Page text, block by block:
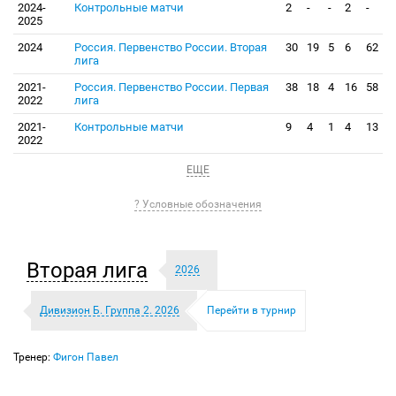
2024-
2025
Контрольные матчи 2 - - 2 -
2024
Россия. Первенство России. Вторая
лига
30 19 5 6 62
2021-
2022
Россия. Первенство России. Первая
лига
38 18 4 16 58
2021-
2022
Контрольные матчи 9 4 1 4 13
ЕЩЕ
? Условные обозначения
Вторая лига 2026
Дивизион Б. Группа 2. 2026 Перейти в турнир
Тренер: Фигон Павел